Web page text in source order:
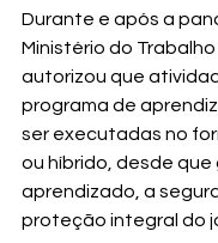
Durante e após a
Ministério do
autorizou que
programa de
ser executadas no
ou híbrido, desde que
aprendizado, a
proteção integral do